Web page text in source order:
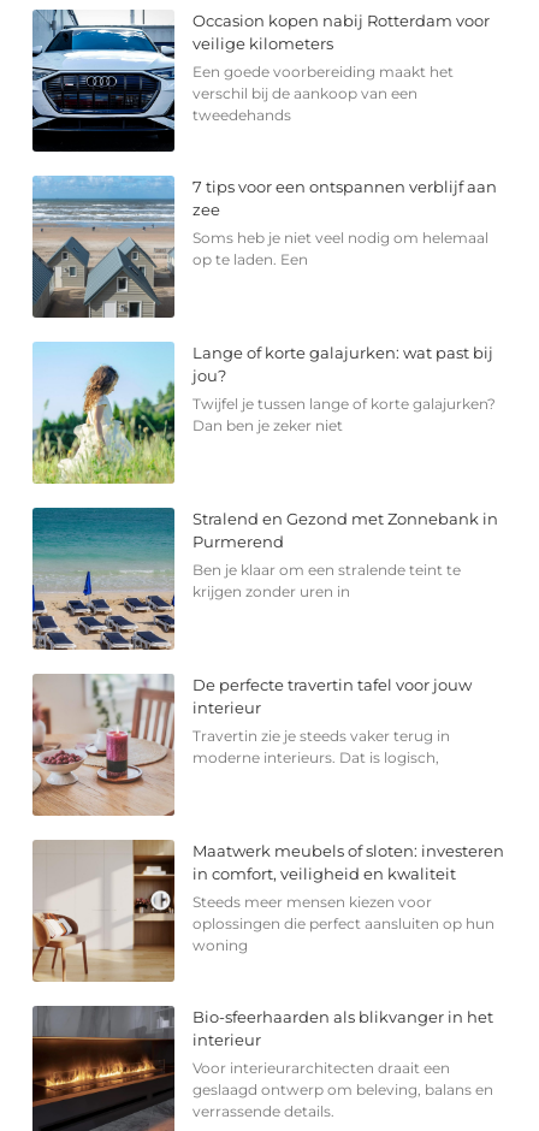
Occasion kopen nabij Rotterdam voor
veilige kilometers
Een goede voorbereiding maakt het
verschil bij de aankoop van een
tweedehands
7 tips voor een ontspannen verblijf aan
zee
Soms heb je niet veel nodig om helemaal
op te laden. Een
Lange of korte galajurken: wat past bij
jou?
Twijfel je tussen lange of korte galajurken?
Dan ben je zeker niet
Stralend en Gezond met Zonnebank in
Purmerend
Ben je klaar om een stralende teint te
krijgen zonder uren in
De perfecte travertin tafel voor jouw
interieur
Travertin zie je steeds vaker terug in
moderne interieurs. Dat is logisch,
Maatwerk meubels of sloten: investeren
in comfort, veiligheid en kwaliteit
Steeds meer mensen kiezen voor
oplossingen die perfect aansluiten op hun
woning
Bio-sfeerhaarden als blikvanger in het
interieur
Voor interieurarchitecten draait een
geslaagd ontwerp om beleving, balans en
verrassende details.